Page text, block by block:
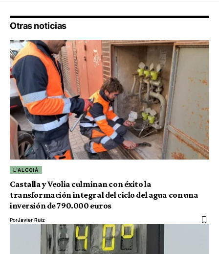
Otras noticias
L'ALCOIÀ
Castalla y Veolia culminan con éxito la
transformación integral del ciclo del agua con una
inversión de 790.000 euros
PorJavier Ruiz